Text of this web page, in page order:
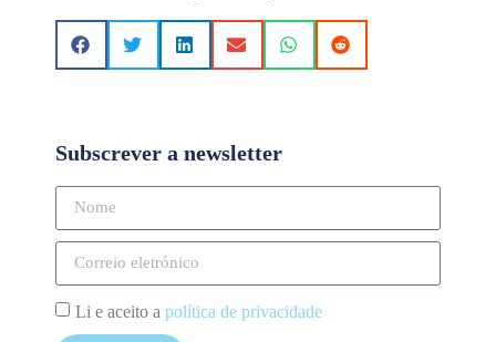
Subscrever a newsletter
Li e aceito a política de privacidade